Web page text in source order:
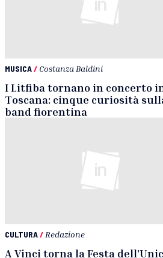
MUSICA/ Costanza Baldini
I Litfiba tornano in concerto
Toscana: cinque curiosità
band fiorentina
CULTURA/ Redazione
A Vinci torna la Festa